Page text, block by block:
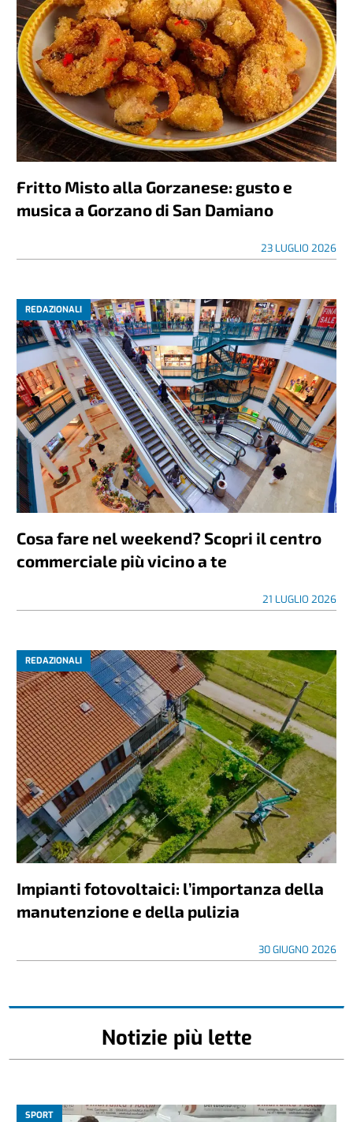
Fritto Misto alla Gorzanese: gusto e
musica a Gorzano di San Damiano
23 LUGLIO 2026
REDAZIONALI
Cosa fare nel weekend? Scopri il centro
commerciale più vicino a te
21 LUGLIO 2026
REDAZIONALI
Impianti fotovoltaici: l’importanza della
manutenzione e della pulizia
30 GIUGNO 2026
Notizie più lette
SPORT